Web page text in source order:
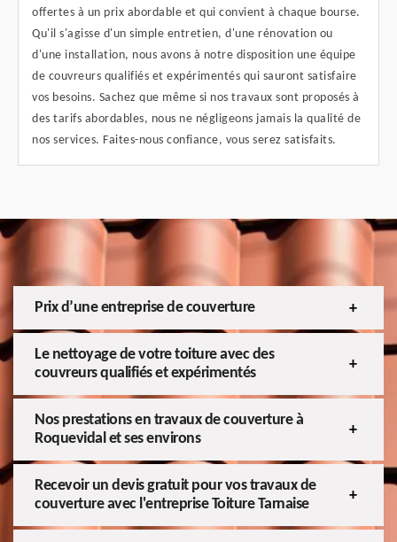
offertes à un prix abordable et qui convient à chaque bourse.
Qu'il s'agisse d'un simple entretien, d'une rénovation ou
d'une installation, nous avons à notre disposition une équipe
de couvreurs qualifiés et expérimentés qui sauront satisfaire
vos besoins. Sachez que même si nos travaux sont proposés à
des tarifs abordables, nous ne négligeons jamais la qualité de
nos services. Faites-nous confiance, vous serez satisfaits.
Prix d’une entreprise de couverture
Le nettoyage de votre toiture avec des
couvreurs qualifiés et expérimentés
Nos prestations en travaux de couverture à
Roquevidal et ses environs
Recevoir un devis gratuit pour vos travaux de
couverture avec l'entreprise Toiture Tarnaise